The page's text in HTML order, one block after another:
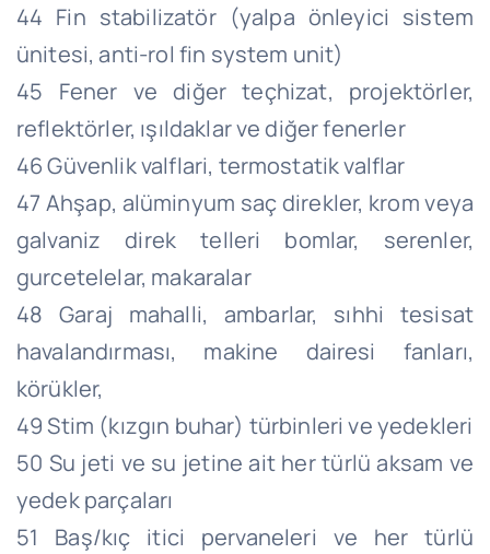
44 Fin stabilizatör (yalpa önleyici sistem
ünitesi, anti-rol fin system unit)
45 Fener ve diğer teçhizat, projektörler,
reflektörler, ışıldaklar ve diğer fenerler
46 Güvenlik valflari, termostatik valflar
47 Ahşap, alüminyum saç direkler, krom veya
galvaniz direk telleri bomlar, serenler,
gurcetelelar, makaralar
48 Garaj mahalli, ambarlar, sıhhi tesisat
havalandırması, makine dairesi fanları,
körükler,
49 Stim (kızgın buhar) türbinleri ve yedekleri
50 Su jeti ve su jetine ait her türlü aksam ve
yedek parçaları
51 Baş/kıç itici pervaneleri ve her türlü